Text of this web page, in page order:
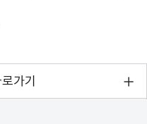
가기